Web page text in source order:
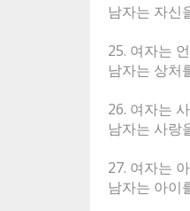
남자는 자신
25. 여자는
남자는 상처
26. 여자는
남자는 사랑
27. 여자는
남자는 아이